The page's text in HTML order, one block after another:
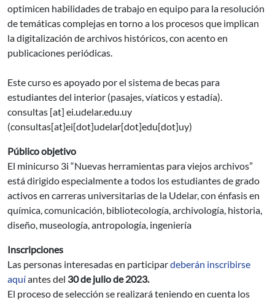
optimicen habilidades de trabajo en equipo para la resolución
de temáticas complejas en torno a los procesos que implican
la digitalización de archivos históricos, con acento en
publicaciones periódicas.
Este curso es apoyado por el sistema de becas para
estudiantes del interior (pasajes, víaticos y estadía).
consultas [at] ei.udelar.edu.uy
(consultas[at]ei[dot]udelar[dot]edu[dot]uy)
Público objetivo
El minicurso 3i “Nuevas herramientas para viejos archivos”
está dirigido especialmente a todos los estudiantes de grado
activos en carreras universitarias de la Udelar, con énfasis en
química, comunicación, bibliotecología, archivología, historia,
diseño, museología, antropología, ingeniería
Inscripciones
Las personas interesadas en participardeberán inscribirse
aquíantes del 30 de julio de 2023.
El proceso de selección se realizará teniendo en cuenta los